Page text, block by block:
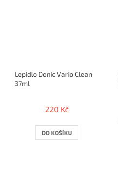
Lepidlo Donic Vario Clean
37ml
220 Kč
DO KOŠÍKU